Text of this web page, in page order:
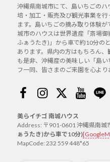
沖縄県南城市にて、島いちごのハ
培・加工・販売及び観光事業を行
ます。島いちごの摘み取り体験が
城市のハウスは世界遺産「斎場御
ふぁうたき)」から車で約10分の
あります。県内の方はもちろん、
も是非、沖縄産の美味しい「島
フ一同、皆さまのご来園を心より
Facebook
Instagram
TwitterLine
美らイチゴ 南城ハウス
Address: 〒901-0601 沖縄県南城
ぁうたき)から車で10分)
MapCode: 232 559 448*65